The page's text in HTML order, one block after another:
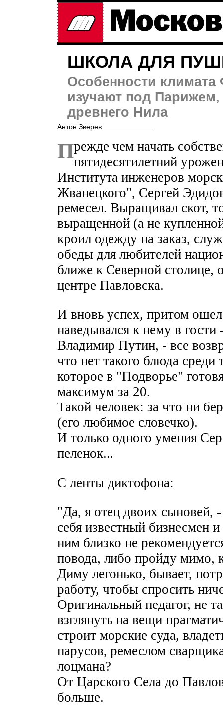
ШКОЛА ДЛЯ
Особенности
изучают под Парижем,
древнего Нила
Антон Зверев
Прежде чем начать собственный педагогический проект,пятидесятилетний
Института инженеров
Жванецкого", Сергей
ремесел. Выращивал скот,
выращенной (а не
кроил одежду на заказ,
обеды для любителей
ближе к Северной столице,
центре Павловска.
И вновь успех, притом
наведывался к нему в
Владимир Путин, - все
что нет такого блюда
которое в "Подворье"
максимум за 20.
Такой человек: за что ни
(его любимое словечко).
И только одного умения
пеленок...
С ленты диктофона:
"Да, я отец двоих сыновей, -
себя известный бизнесмен
ним близко не
повода, либо пройду мимо,
Диму легонько, бывает,
работу, чтобы спросить
Оригинальный педагог, не
взглянуть на вещи
строит морские суда,
парусов, ремеслом
лоцмана?
От Царского Села до
больше.